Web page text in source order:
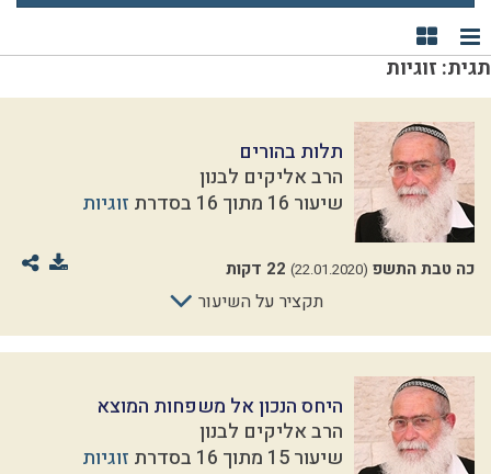
תצוגת רשימה
תצוגת קוביות
תגית: זוגיות
תלות בהורים
הרב אליקים לבנון
שיעור 16 מתוך 16 בסדרת
זוגיות
כה טבת התשפ (22.01.2020) 22 דקות
תקציר על השיעור
היחס הנכון אל משפחות המוצא
הרב אליקים לבנון
שיעור 15 מתוך 16 בסדרת
זוגיות